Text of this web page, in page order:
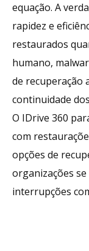
equação. A
rapidez e
restaurados
humano,
de recuperação
continuidade
O IDrive 360
com
opções de
organizações
interrupções